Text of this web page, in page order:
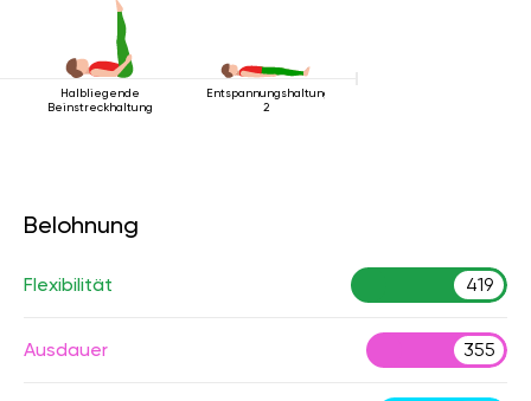
Halbliegende
Beinstreckhaltung
Entspannungshaltung
2
Belohnung
Flexibilität 419
Ausdauer 355